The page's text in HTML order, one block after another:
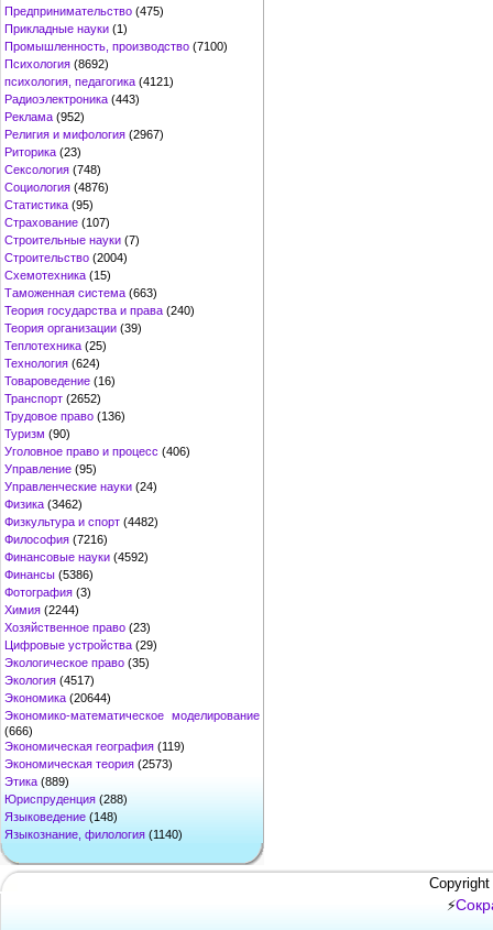
Предпринимательство (475)
Прикладные науки (1)
Промышленность, производство (7100)
Психология (8692)
психология, педагогика (4121)
Радиоэлектроника (443)
Реклама (952)
Религия и мифология (2967)
Риторика (23)
Сексология (748)
Социология (4876)
Статистика (95)
Страхование (107)
Строительные науки (7)
Строительство (2004)
Схемотехника (15)
Таможенная система (663)
Теория государства и права (240)
Теория организации (39)
Теплотехника (25)
Технология (624)
Товароведение (16)
Транспорт (2652)
Трудовое право (136)
Туризм (90)
Уголовное право и процесс (406)
Управление (95)
Управленческие науки (24)
Физика (3462)
Физкультура и спорт (4482)
Философия (7216)
Финансовые науки (4592)
Финансы (5386)
Фотография (3)
Химия (2244)
Хозяйственное право (23)
Цифровые устройства (29)
Экологическое право (35)
Экология (4517)
Экономика (20644)
Экономико-математическое моделирование
(666)
Экономическая география (119)
Экономическая теория (2573)
Этика (889)
Юриспруденция (288)
Языковедение (148)
Языкознание, филология (1140)
⚡